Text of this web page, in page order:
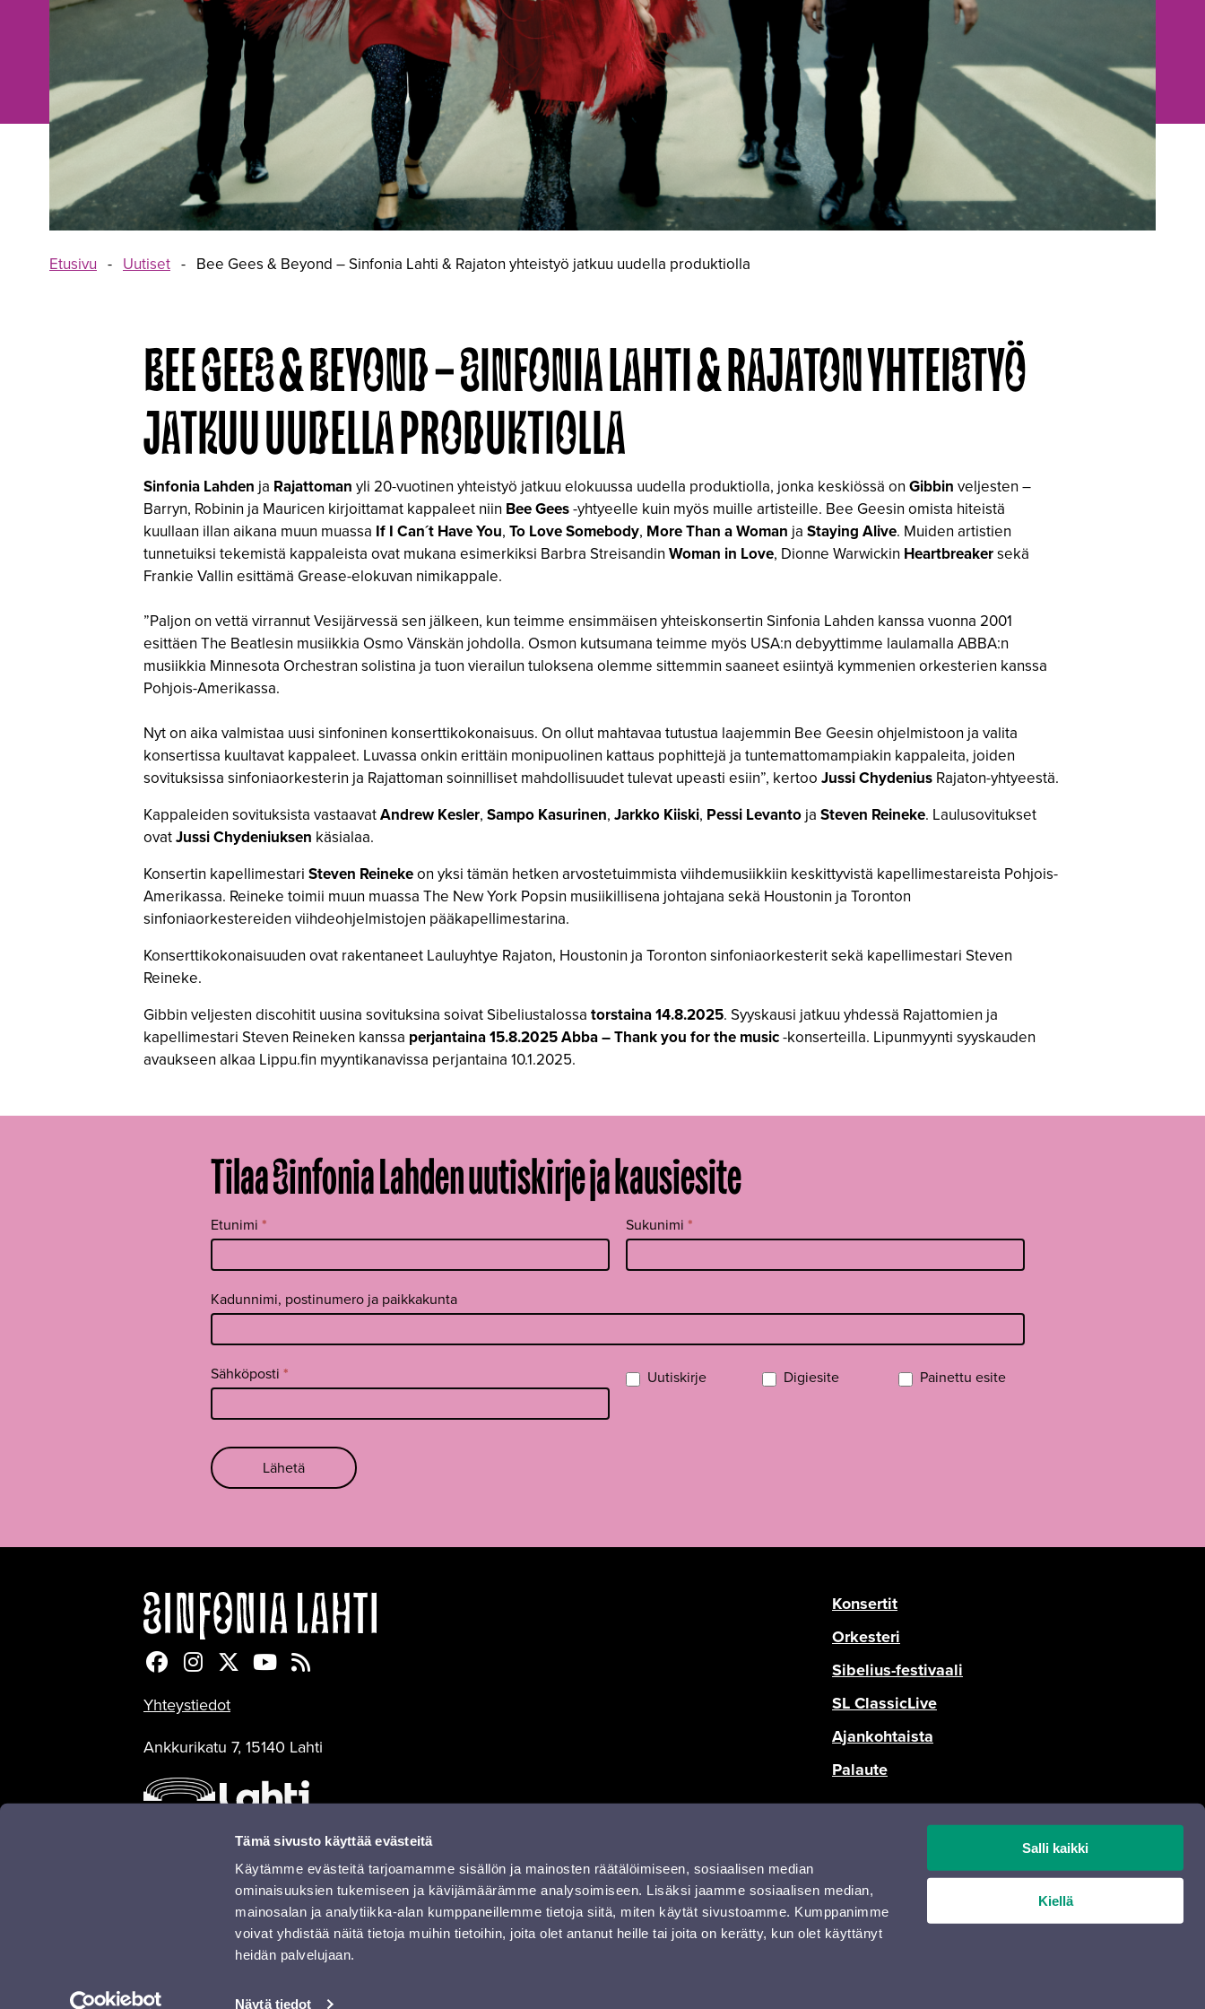
Tämä sivusto käyttää evästeitä
Käytämme evästeitä tarjoamamme sisällön ja mainosten räätälöimiseen, sosiaalisen median
ominaisuuksien tukemiseen ja kävijämäärämme analysoimiseen. Lisäksi jaamme sosiaalisen median,
mainosalan ja analytiikka-alan kumppaneillemme tietoja siitä, miten käytät sivustoamme. Kumppanimme
voivat yhdistää näitä tietoja muihin tietoihin, joita olet antanut heille tai joita on kerätty, kun olet käyttänyt
heidän palvelujaan.
Näytä tiedot
Salli kaikki
Kiellä
Etusivu - Uutiset - Bee Gees & Beyond – Sinfonia Lahti & Rajaton yhteistyö jatkuu uudella produktiolla
BEE GEES & BEYOND – SINFONIA LAHTI & RAJATON YHTEISTYÖ
JATKUU UUDELLA PRODUKTIOLLA
Sinfonia Lahden ja Rajattoman yli 20-vuotinen yhteistyö jatkuu elokuussa uudella produktiolla, jonka keskiössä on Gibbin veljesten –
Barryn, Robinin ja Mauricen kirjoittamat kappaleet niin Bee Gees-yhtyeelle kuin myös muille artisteille. Bee Geesin omista hiteistä
kuullaan illan aikana muun muassa If I Can´t Have You, To Love Somebody, More Than a Woman ja Staying Alive. Muiden artistien
tunnetuiksi tekemistä kappaleista ovat mukana esimerkiksi Barbra Streisandin Woman in Love, Dionne Warwickin Heartbreakersekä
Frankie Vallin esittämä Grease-elokuvan nimikappale.
”Paljon on vettä virrannut Vesijärvessä sen jälkeen, kun teimme ensimmäisen yhteiskonsertin Sinfonia Lahden kanssa vuonna 2001
esittäen The Beatlesin musiikkia Osmo Vänskän johdolla. Osmon kutsumana teimme myös USA:n debyyttimme laulamalla ABBA:n
musiikkia Minnesota Orchestran solistina ja tuon vierailun tuloksena olemme sittemmin saaneet esiintyä kymmenien orkesterien kanssa
Pohjois-Amerikassa.
Nyt on aika valmistaa uusi sinfoninen konserttikokonaisuus. On ollut mahtavaa tutustua laajemmin Bee Geesin ohjelmistoon ja valita
konsertissa kuultavat kappaleet. Luvassa onkin erittäin monipuolinen kattaus pophittejä ja tuntemattomampiakin kappaleita, joiden
sovituksissa sinfoniaorkesterin ja Rajattoman soinnilliset mahdollisuudet tulevat upeasti esiin”, kertoo Jussi Chydenius Rajaton-yhtyeestä.
Kappaleiden sovituksista vastaavatAndrew Kesler, Sampo Kasurinen, Jarkko Kiiski, Pessi Levantoja Steven Reineke. Laulusovitukset
ovatJussi Chydeniuksen käsialaa.
Konsertin kapellimestari Steven Reinekeon yksi tämän hetken arvostetuimmista viihdemusiikkiin keskittyvistä kapellimestareista Pohjois-
Amerikassa. Reineke toimii muun muassa The New York Popsin musiikillisena johtajana sekä Houstonin ja Toronton
sinfoniaorkestereiden viihdeohjelmistojen pääkapellimestarina.
Konserttikokonaisuuden ovat rakentaneet Lauluyhtye Rajaton, Houstonin ja Toronton sinfoniaorkesterit sekä kapellimestari Steven
Reineke.
Gibbin veljesten discohitit uusina sovituksina soivat Sibeliustalossa torstaina 14.8.2025. Syyskausi jatkuu yhdessä Rajattomien ja
kapellimestari Steven Reineken kanssa perjantaina 15.8.2025 Abba – Thank you for the music-konserteilla. Lipunmyynti syyskauden
avaukseen alkaa Lippu.fin myyntikanavissa perjantaina 10.1.2025.
Tilaa Sinfonia Lahden uutiskirje ja kausiesite
Tilaa
uutiskirje
footer FI
Etunimi * Sukunimi*
Kadunnimi, postinumero ja paikkakunta
Sähköposti * Uutiskirje Digiesite Painettu esite
Lähetä
Sinfonia Lahti Facebookissa
Sinfonia Lahti Instagramissa
Sinfonia Lahti Twitterissä
Sinfonia Lahti YouTubessa
Sinfonia Lahti RSS-feed
Yhteystiedot
Ankkurikatu 7, 15140 Lahti
Konsertit
Orkesteri
Sibelius-festivaali
SL ClassicLive
Ajankohtaista
Palaute
Opas Online
Sinfonisesti yhdessä: